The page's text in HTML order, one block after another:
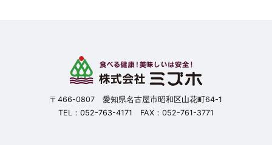
〒466-0807 愛知県名古屋市昭和区山花町64-1
TEL： 052-763-4171 FAX：052-761-3771